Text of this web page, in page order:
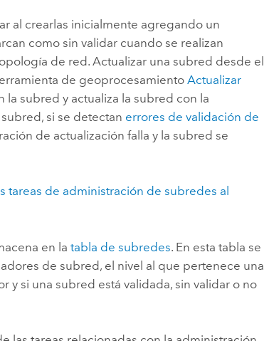
al crearlas inicialmente agregando un
como sin validar cuando se realizan
de red. Actualizar una subred desde el
de geoprocesamientoActualizar
la subred y actualiza la subred con la
si se detectan errores de validación de
de actualización falla y la subred se
tareas de administración de subredes al
en latabla de subredes. En esta tabla se
de subred, el nivel al que pertenece una
y si una subred está validada, sin validar o no